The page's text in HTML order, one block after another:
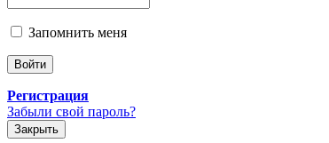
Запомнить меня
Регистрация
Забыли свой пароль?
Закрыть